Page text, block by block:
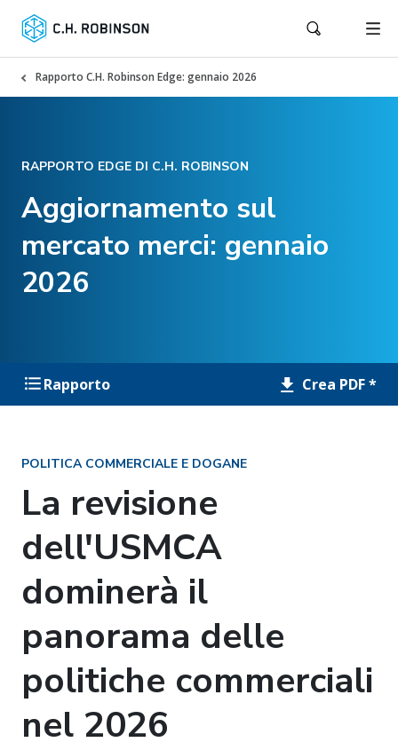
Rapporto C.H. Robinson Edge: gennaio 2026
RAPPORTO EDGE DI C.H. ROBINSON
Aggiornamento sul
mercato merci: gennaio
2026
Rapporto Crea PDF *
POLITICA COMMERCIALE E DOGANE
La revisione
dell'USMCA
dominerà il
panorama delle
politiche commerciali
nel 2026